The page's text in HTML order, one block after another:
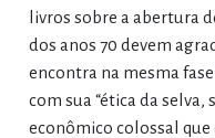
livros sobre a abertura
dos anos 70 devem
encontra na mesma
com sua “ética da
econômico colossal